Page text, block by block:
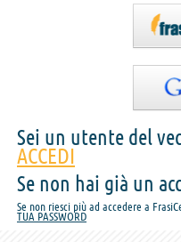
Sei un utente del
ACCEDI
Se non hai già un
Se non riesci più ad accedere a
TUA PASSWORD